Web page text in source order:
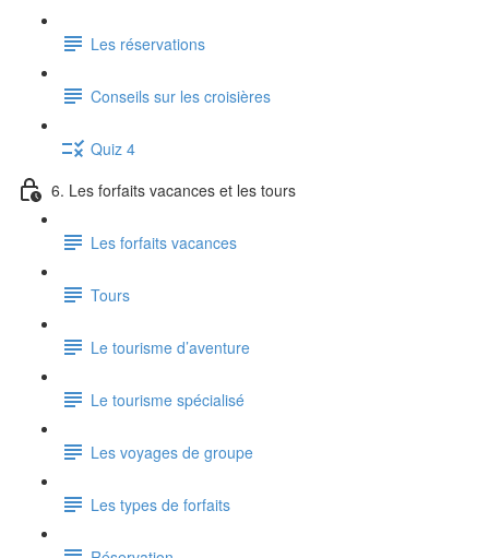
Les réservations
Conseils sur les croisières
Quiz 4
6. Les forfaits vacances et les tours
Les forfaits vacances
Tours
Le tourisme d’aventure
Le tourisme spécialisé
Les voyages de groupe
Les types de forfaits